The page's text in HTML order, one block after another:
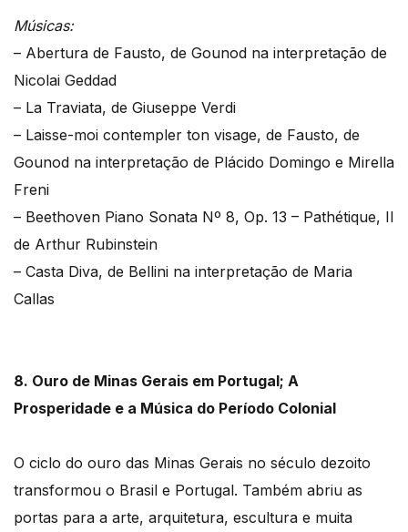
Músicas:
– Abertura de Fausto, de Gounod na interpretação de
Nicolai Geddad
– La Traviata, de Giuseppe Verdi
– Laisse-moi contempler ton visage, de Fausto, de
Gounod na interpretação de Plácido Domingo e Mirella
Freni
– Beethoven Piano Sonata Nº 8, Op. 13 – Pathétique, II
de Arthur Rubinstein
– Casta Diva, de Bellini na interpretação de Maria
Callas
8. Ouro de Minas Gerais em Portugal; A
Prosperidade e a Música do Período Colonial
O ciclo do ouro das Minas Gerais no século dezoito
transformou o Brasil e Portugal. Também abriu as
portas para a arte, arquitetura, escultura e muita